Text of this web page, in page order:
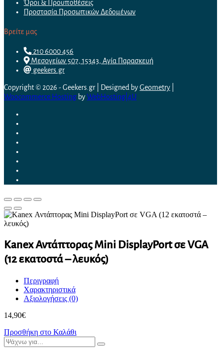
Όροι & Προϋποθέσεις
Προστασία Προσωπικών Δεδομένων
Βρείτε μας
210 6000 456
Μεσογείων 507, 15343, Αγία Παρασκευή
geekers.gr
Copyright © 2026 - Geekers.gr | Designed byGeometry
Woocommerce Hosting byWebHosting|4U
Kanex Αντάπτορας Mini DisplayPort σε VGA
(12 εκατοστά – λευκός)
Περιγραφή
Χαρακτηριστικά
Αξιολογήσεις (0)
14,90€
Προσθήκη στο Καλάθι